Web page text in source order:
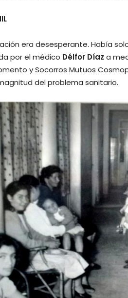
era desesperante. Había
por el médico Délfor Díaz a
y Socorros Mutuos
del problema sanitario.